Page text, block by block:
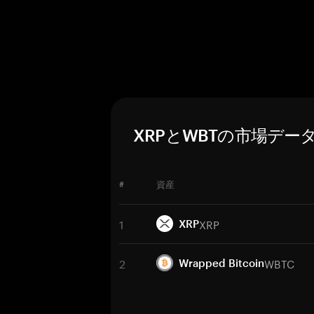
XRPとWBTの市場デー
# 資産
1 XRPXRP
2 Wrapped BitcoinWBTC